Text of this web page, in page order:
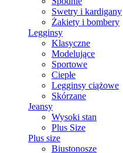
Swetry i kardigany
Żakiety i bombery
Legginsy
Klasyczne
Modelujące
Sportowe
Ciepłe
Legginsy ciążowe
Skórzane
Jeansy
Wysoki stan
Plus Size
Plus size
Biustonosze